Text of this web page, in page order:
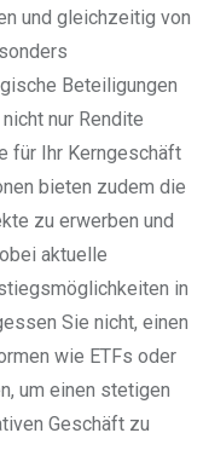
und gleichzeitig von
Beteiligungen
nur Rendite
für Ihr Kerngeschäft
bieten zudem die
zu erwerben und
aktuelle
in
Sie nicht, einen
wie ETFs oder
um einen stetigen
Geschäft zu